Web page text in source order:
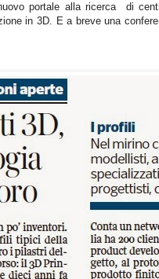
portale alla ricerca di
in 3D. E a breve una